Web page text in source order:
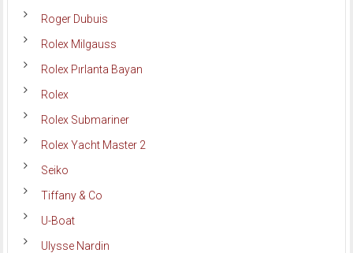
Roger Dubuis
Rolex Milgauss
Rolex Pırlanta Bayan
Rolex
Rolex Submariner
Rolex Yacht Master 2
Seiko
Tiffany & Co
U-Boat
Ulysse Nardin